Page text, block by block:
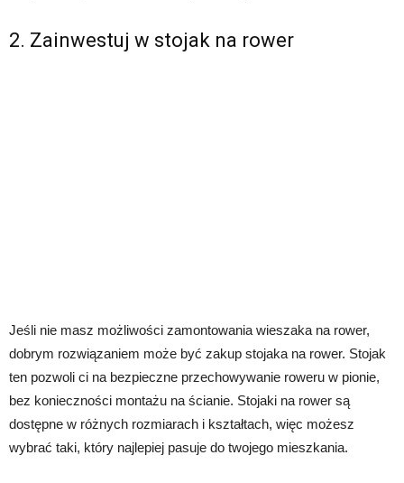
2. Zainwestuj w stojak na rower
Jeśli nie masz możliwości zamontowania wieszaka na rower,
dobrym rozwiązaniem może być zakup stojaka na rower. Stojak
ten pozwoli ci na bezpieczne przechowywanie roweru w pionie,
bez konieczności montażu na ścianie. Stojaki na rower są
dostępne w różnych rozmiarach i kształtach, więc możesz
wybrać taki, który najlepiej pasuje do twojego mieszkania.